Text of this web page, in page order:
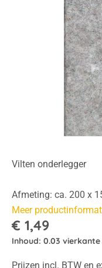
Vilten onderlegger
Afmeting: ca. 200 x
Meer
€ 1,49
Inhoud: 0.03
Prijzen incl. BTW en